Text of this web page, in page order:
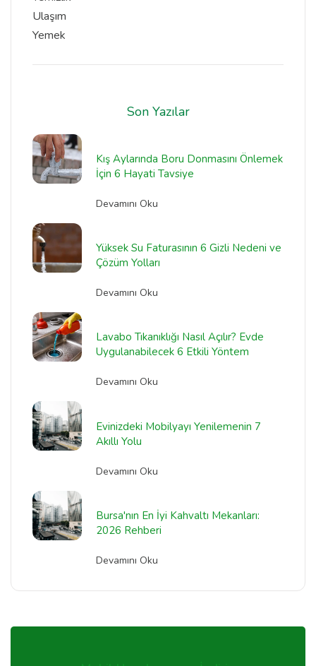
Ulaşım
Yemek
Son Yazılar
Kış Aylarında Boru Donmasını Önlemek
İçin 6 Hayati Tavsiye
Devamını Oku
Yüksek Su Faturasının 6 Gizli Nedeni ve
Çözüm Yolları
Devamını Oku
Lavabo Tıkanıklığı Nasıl Açılır? Evde
Uygulanabilecek 6 Etkili Yöntem
Devamını Oku
Evinizdeki Mobilyayı Yenilemenin 7
Akıllı Yolu
Devamını Oku
Bursa'nın En İyi Kahvaltı Mekanları:
2026 Rehberi
Devamını Oku